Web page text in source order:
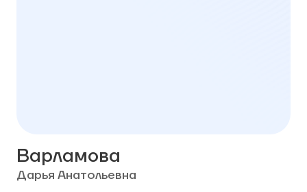
Варламова
Дарья Анатольевна